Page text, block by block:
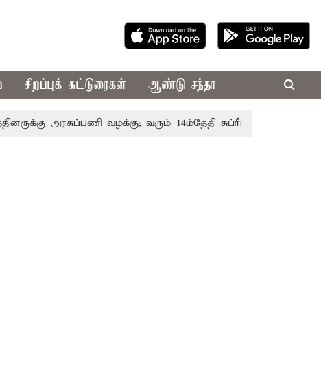
சிறப்புக் கட்டுரைகள் ஆண்டு சந்தா
அரசுப்பணி வழக்கு; வரும் 14ம்தேதி சுப்ரீம்கோர்ட்டில்